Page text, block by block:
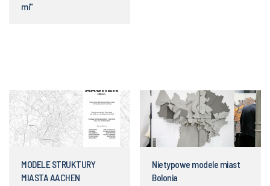
mi"
MODELE STRUKTURY
MIASTA AACHEN
Nietypowe modele miast
Bolonia